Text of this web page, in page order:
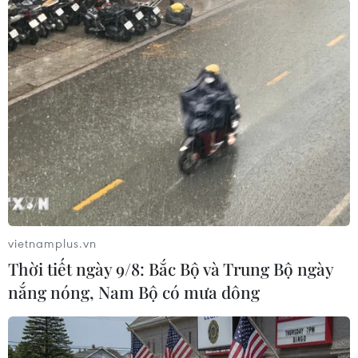
#COVID-19 #WHO #đại dịch
#Australia
#tăng thêm quyền hạn
Australia
Theo dõi VietnamPlus
TIN LIÊN QUAN
vietnamplus.vn
Thời tiết ngày 9/8: Bắc Bộ và Trung Bộ ngày
nắng nóng, Nam Bộ có mưa dông